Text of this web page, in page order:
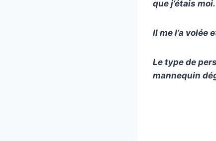
que j’étais moi.
Il me l’a volée
Le type de
mannequin